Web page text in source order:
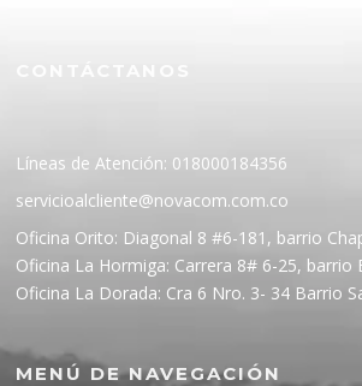
Líneas de Atención: 018000184356
servicioalcliente@novacom.com.co
Oficina Orito: Diagonal 8 #6-181, barrio
Oficina La Hormiga: Carrera 8# 6-25, barrio
Oficina La Dorada: Cra 6 Nro. 3- 34 Barrio
MENÚ DE NAVEGACIÓN